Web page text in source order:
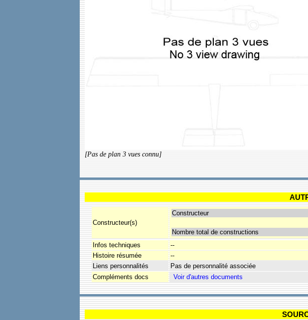
[Pas de plan 3 vues connu]
Constructeur(s)
Constructeur
Nombre total de constructions
Infos techniques
--
Histoire résumée
--
Liens personnalités
Pas de personnalité associée
Compléments docs